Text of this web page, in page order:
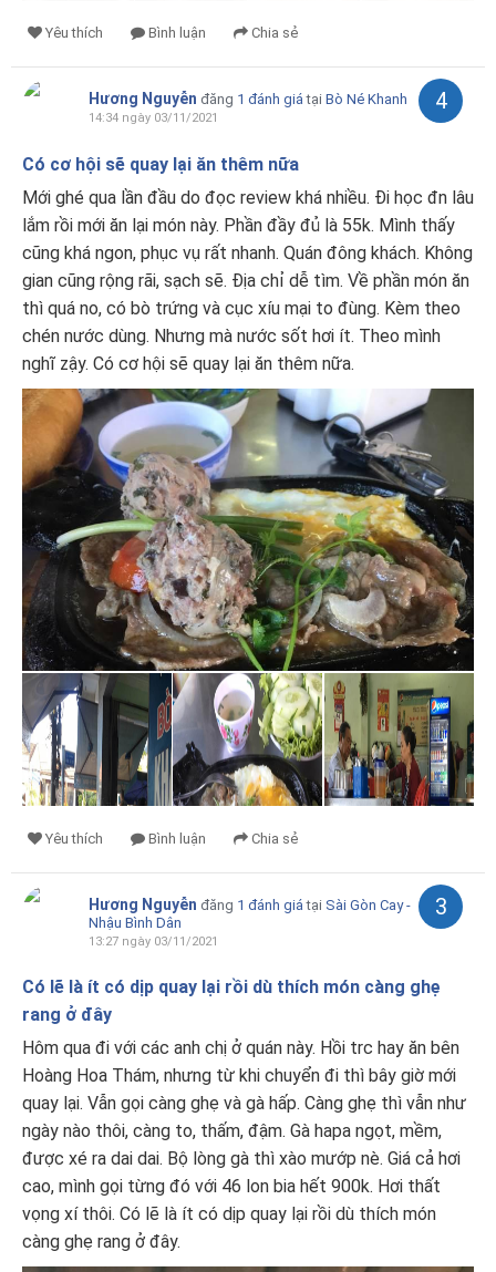
Yêu thích Bình luận Chia sẻ
Hương Nguyễn đăng 1 đánh giá tại Bò Né Khanh
14:34 ngày 03/11/2021
4
Có cơ hội sẽ quay lại ăn thêm nữa
Mới ghé qua lần đầu do đọc review khá nhiều. Đi học đn lâu
lắm rồi mới ăn lại món này. Phần đầy đủ là 55k. Mình thấy
cũng khá ngon, phục vụ rất nhanh. Quán đông khách. Không
gian cũng rộng rãi, sạch sẽ. Địa chỉ dễ tìm. Về phần món ăn
thì quá no, có bò trứng và cục xíu mại to đùng. Kèm theo
chén nước dùng. Nhưng mà nước sốt hơi ít. Theo mình
nghĩ zậy. Có cơ hội sẽ quay lại ăn thêm nữa.
Yêu thích Bình luận Chia sẻ
Hương Nguyễn đăng 1 đánh giá tại Sài Gòn Cay -
Nhậu Bình Dân
13:27 ngày 03/11/2021
3
Có lẽ là ít có dịp quay lại rồi dù thích món càng ghẹ
rang ở đây
Hôm qua đi với các anh chị ở quán này. Hồi trc hay ăn bên
Hoàng Hoa Thám, nhưng từ khi chuyển đi thì bây giờ mới
quay lại. Vẫn gọi càng ghẹ và gà hấp. Càng ghẹ thì vẫn như
ngày nào thôi, càng to, thấm, đậm. Gà hapa ngọt, mềm,
được xé ra dai dai. Bộ lòng gà thì xào mướp nè. Giá cả hơi
cao, mình gọi từng đó với 46 lon bia hết 900k. Hơi thất
vọng xí thôi. Có lẽ là ít có dịp quay lại rồi dù thích món
càng ghẹ rang ở đây.